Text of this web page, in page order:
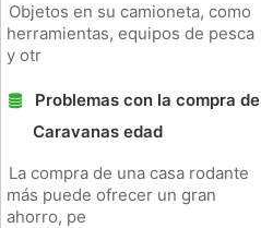
Objetos en su camioneta, como
herramientas, equipos de pesca
y otr
Problemas con la compra de
Caravanas edad
La compra de una casa rodante
más puede ofrecer un gran
ahorro, pe